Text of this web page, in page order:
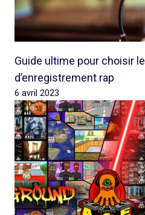
Guide ultime pour choisir
d’enregistrement rap
6 avril 2023